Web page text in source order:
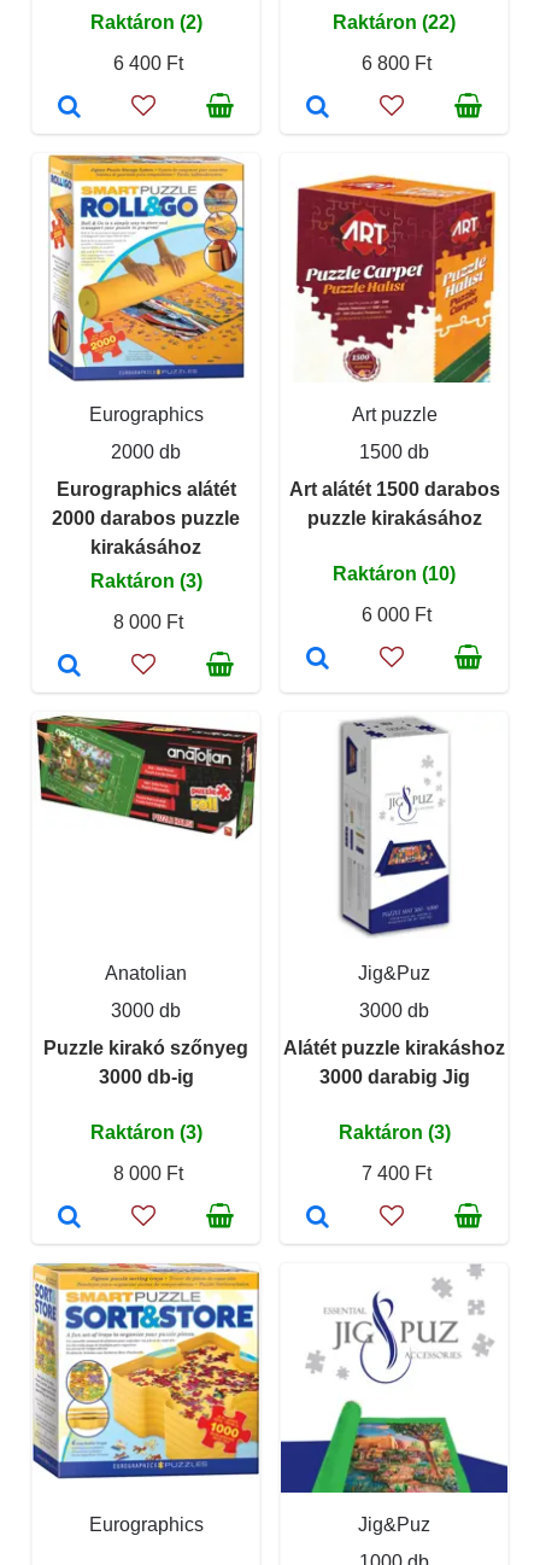
Raktáron (2)
6 400 Ft
Raktáron (22)
6 800 Ft
Eurographics
2000 db
Eurographics alátét
2000 darabos puzzle
kirakásához
Raktáron (3)
8 000 Ft
Art puzzle
1500 db
Art alátét 1500 darabos
puzzle kirakásához
Raktáron (10)
6 000 Ft
Anatolian
3000 db
Puzzle kirakó szőnyeg
3000 db-ig
Raktáron (3)
8 000 Ft
Jig&Puz
3000 db
Alátét puzzle kirakáshoz
3000 darabig Jig
Raktáron (3)
7 400 Ft
Eurographics
Jig&Puz